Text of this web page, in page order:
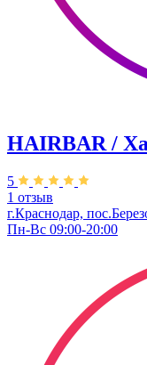
HAIRBAR /
5
1 отзыв
г.Краснодар,
Пн-Вс 09:00-20:00